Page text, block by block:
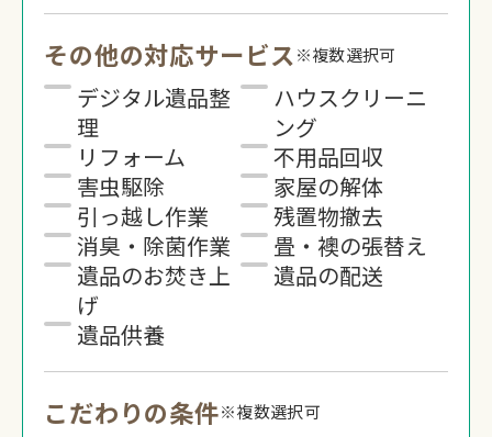
その他の対応サービス※複数選択可
デジタル遺品整
理
ハウスクリーニ
ング
リフォーム
不用品回収
害虫駆除
家屋の解体
引っ越し作業
残置物撤去
消臭・除菌作業
畳・襖の張替え
遺品のお焚き上
げ
遺品の配送
遺品供養
こだわりの条件※複数選択可